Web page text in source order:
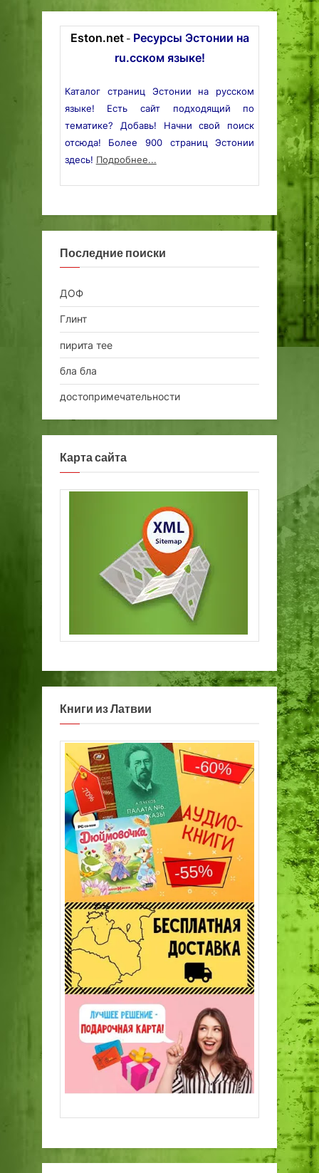
Eston.net- Ресурсы Эстонии на
ru.сском языке!
Каталог страниц Эстонии на русском
языке! Есть сайт подходящий по
тематике? Добавь! Начни свой поиск
отсюда! Более 900 страниц Эстонии
здесь! Подробнее...
Последние поиски
ДОФ
Глинт
пирита тее
бла бла
достопримечательности
Карта сайта
Книги из Латвии